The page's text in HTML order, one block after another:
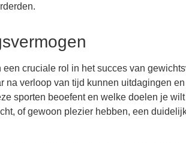
cruciale rol in het succes van
na verloop van tijd kunnen uitdagingen
sporten beoefent en welke doelen je
of gewoon plezier hebben, een